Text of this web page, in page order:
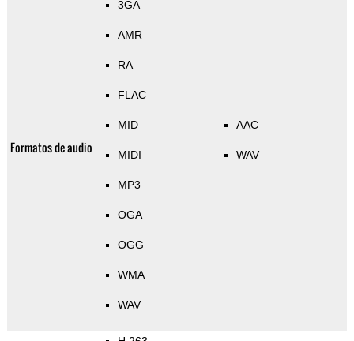
Formatos de audio
3GA
AMR
RA
FLAC
MID
MIDI
MP3
OGA
OGG
WMA
WAV
AAC
WAV